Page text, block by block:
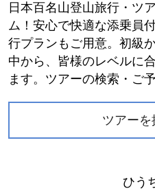
日本百名山登山旅行・ツ
ム！安心で快適な添乗員
行プランもご用意。初級
中から、皆様のレベルに
ます。ツアーの検索・ご
ツアーを
ひう